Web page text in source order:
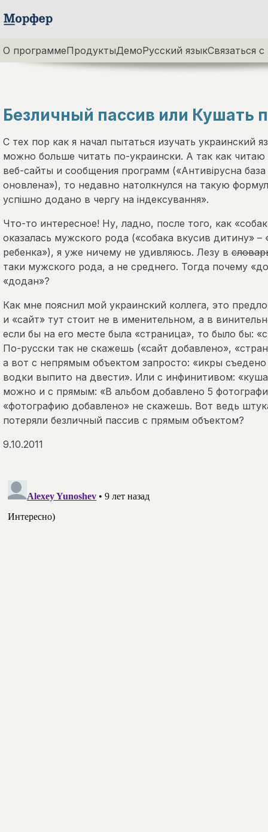
О программеПродуктыДемоРусский языкСвязаться
Безличный пассив или Кушать
С тех пор как я начал пытаться изучать украинский
можно больше читать по-украински. А так как
веб-сайты и сообщения программ («Антивірусна база
оновлена»), то недавно натолкнулся на такую
успішно додано в чергу на індексування».
Что-то интересное! Ну, ладно, после того, как
оказалась мужского рода («собака вкусив дитину» –
ребенка»), я уже ничему не удивляюсь. Лезу в
таки мужского рода, а не среднего. Тогда почему
«додан»?
Как мне пояснил мой украинский коллега, это
и «сайт» тут стоит не в именительном, а в
если бы на его месте была «страница», то было бы:
По-русски так не скажешь («сайт добавлено»,
а вот с непрямым объектом запросто: «икры съедено
водки выпито на двести». Или с инфинитивом:
можно и с прямым: «В альбом добавлено 5
«фотографию добавлено» не скажешь. Вот ведь
потеряли безличный пассив с прямым объектом?
9.10.2011